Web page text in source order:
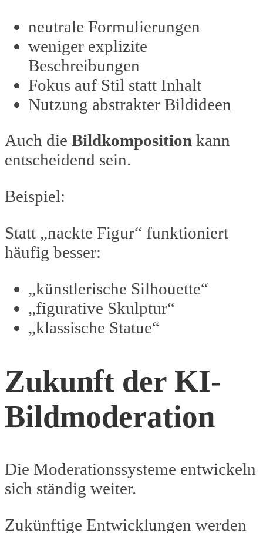
neutrale Formulierungen
weniger explizite
Beschreibungen
Fokus auf Stil statt Inhalt
Nutzung abstrakter Bildideen
Auch die Bildkomposition kann
entscheidend sein.
Beispiel:
Statt „nackte Figur“ funktioniert
häufig besser:
„künstlerische Silhouette“
„figurative Skulptur“
„klassische Statue“
Zukunft der KI-
Bildmoderation
Die Moderationssysteme entwickeln
sich ständig weiter.
Zukünftige Entwicklungen werden